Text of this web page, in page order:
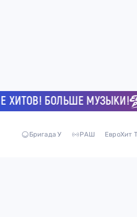
БОЛЬШЕ МУЗЫКИ!
Бригада У РАШ ЕвроХит